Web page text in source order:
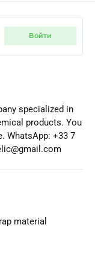
войти
specialized in
products. You
WhatsApp: +33 7
material